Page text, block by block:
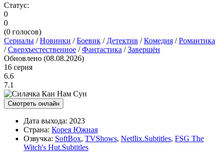
Статус:
0
0
(0 голосов)
Сериалы /Новинки /Боевик / Детектив /Комедия /Романтика
/Сверхъестественное /Фантастика /Завершён
Обновлено (08.08.2026)
16 серия
6.6
7.1
Смотреть онлайн
Дата выхода: 2023
Страна: Корея Южная
Озвучка: SoftBox, TVShows, Netflix.Subtitles, FSG The
Witch's Hut.Subtitles